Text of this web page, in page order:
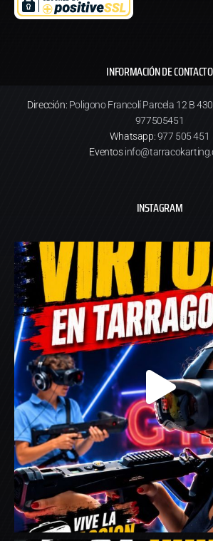
INFORMACIÓN DE CONTACTO
Dirección: Poligono Francolí Parcela 12 B
977505451
Whatsapp:977 505 451
Eventos
INSTAGRAM